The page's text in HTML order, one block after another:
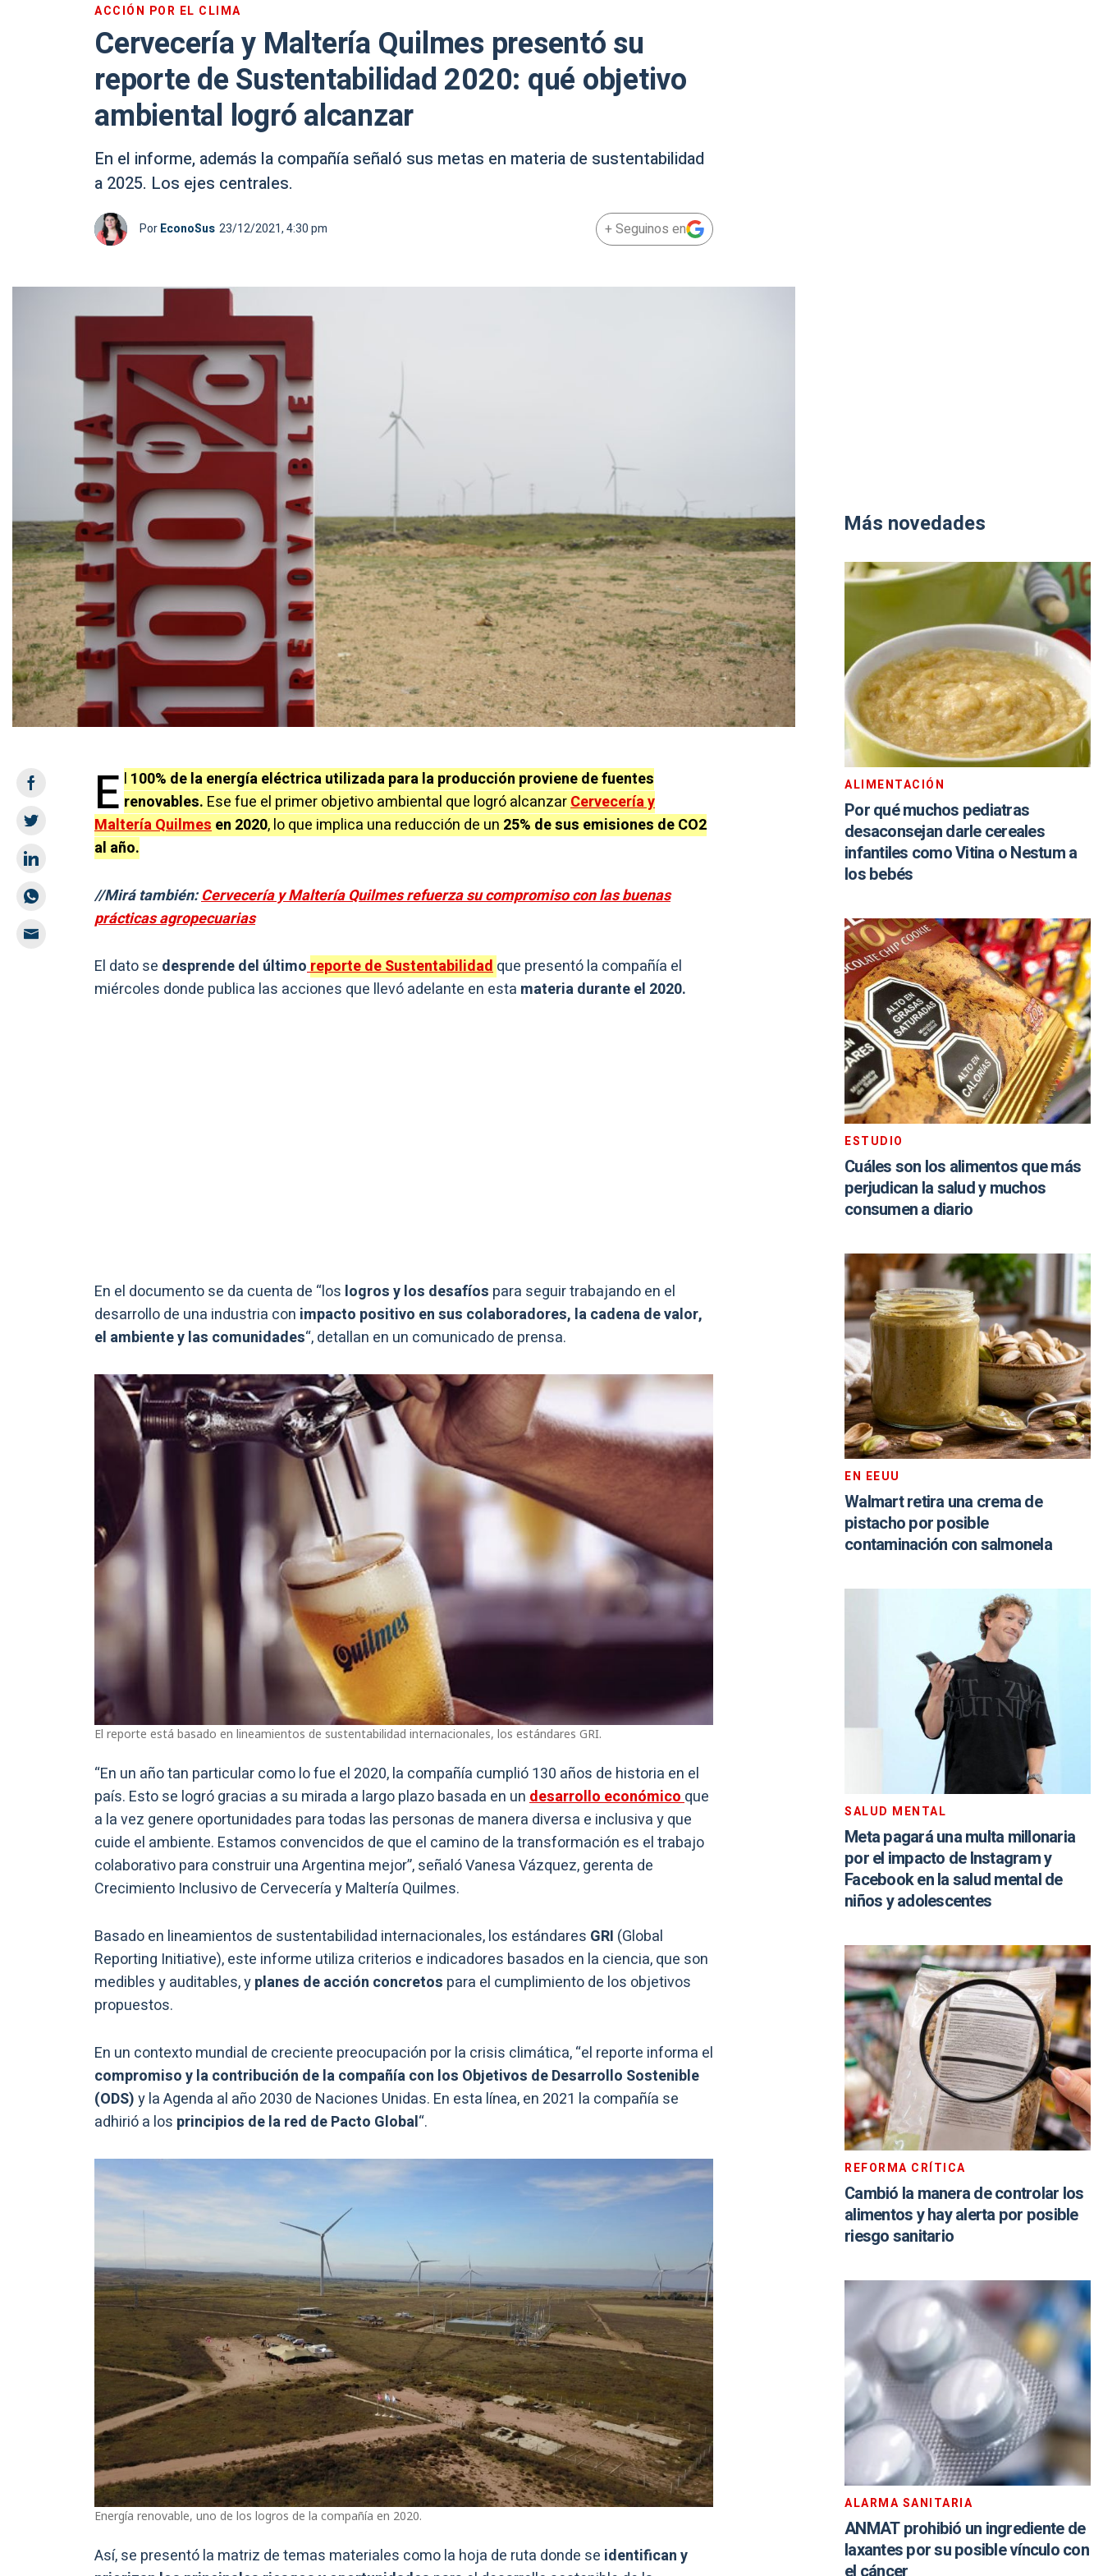
ACCIÓN POR EL CLIMA
Cervecería y Maltería Quilmes presentó su
reporte de Sustentabilidad 2020: qué objetivo
ambiental logró alcanzar
En el informe, además la compañía señaló sus metas en materia de sustentabilidad
a 2025. Los ejes centrales.
PorEconoSus 23/12/2021, 4:30 pm + Seguinos en
E l 100% de la energía eléctrica utilizada para la producción proviene de fuentes
renovables. Ese fue el primer objetivo ambiental que logró alcanzarCervecería y
Maltería Quilmesen 2020, lo que implica una reducción de un 25% de sus emisiones de CO2
al año.
//Mirá también:Cervecería y Maltería Quilmes refuerza su compromiso con las buenas
prácticas agropecuarias
El dato se desprende del últimoreporte de Sustentabilidadque presentó la compañía el
miércoles donde publica las acciones que llevó adelante en esta materia durante el 2020.
En el documento se da cuenta de “los logros y los desafíos para seguir trabajando en el
desarrollo de una industria con impacto positivo en sus colaboradores, la cadena de valor,
el ambiente y las comunidades“, detallan en un comunicado de prensa.
El reporte está basado en lineamientos de sustentabilidad internacionales, los estándares GRI.
“En un año tan particular como lo fue el 2020, la compañía cumplió 130 años de historia en el
país. Esto se logró gracias a su mirada a largo plazo basada en undesarrollo económicoque
a la vez genere oportunidades para todas las personas de manera diversa e inclusiva y que
cuide el ambiente. Estamos convencidos de que el camino de la transformación es el trabajo
colaborativo para construir una Argentina mejor”, señaló Vanesa Vázquez, gerenta de
Crecimiento Inclusivo de Cervecería y Maltería Quilmes.
Basado en lineamientos de sustentabilidad internacionales, los estándares GRI (Global
Reporting Initiative), este informe utiliza criterios e indicadores basados en la ciencia, que son
medibles y auditables, yplanes de acción concretos para el cumplimiento de los objetivos
propuestos.
En un contexto mundial de creciente preocupación por la crisis climática, “el reporte informa el
compromiso y la contribución de la compañía con los Objetivos de Desarrollo Sostenible
(ODS)y la Agenda al año 2030 de Naciones Unidas. En esta línea, en 2021 la compañía se
adhirió a los principios de la red de Pacto Global“.
Energía renovable, uno de los logros de la compañía en 2020.
Así, se presentó la matriz de temas materiales como la hoja de ruta donde se identifican y
Más novedades
ALIMENTACIÓN
Por qué muchos pediatras
desaconsejan darle cereales
infantiles como Vitina o Nestum a
los bebés
ESTUDIO
Cuáles son los alimentos que más
perjudican la salud y muchos
consumen a diario
EN EEUU
Walmart retira una crema de
pistacho por posible
contaminación con salmonela
SALUD MENTAL
Meta pagará una multa millonaria
por el impacto de Instagram y
Facebook en la salud mental de
niños y adolescentes
REFORMA CRÍTICA
Cambió la manera de controlar los
alimentos y hay alerta por posible
riesgo sanitario
ALARMA SANITARIA
ANMAT prohibió un ingrediente de
laxantes por su posible vínculo con